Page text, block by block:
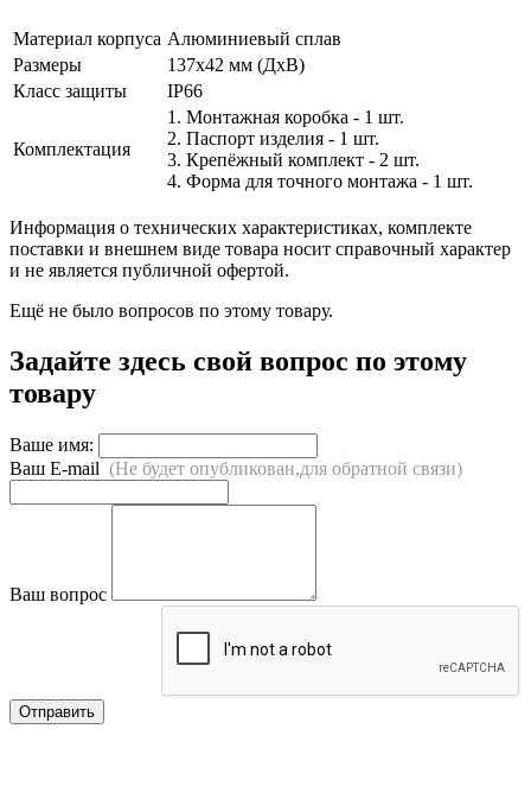
Материал корпуса Алюминиевый сплав
Размеры
137х42 мм (ДхВ)
Класс защиты
IP66
Комплектация
1. Монтажная коробка - 1 шт.
2. Паспорт изделия - 1 шт.
3. Крепёжный комплект - 2 шт.
4. Форма для точного монтажа - 1 шт.
Информация о технических характеристиках, комплекте
поставки и внешнем виде товара носит справочный характер
и не является публичной офертой.
Ещё не было вопросов по этому товару.
Задайте здесь свой вопрос по этому
товару
Ваше имя:
Ваш E-mail (Не будет опубликован,для обратной связи)
Ваш вопрос
Отправить